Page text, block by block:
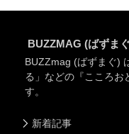
BUZZMAG (ばずま
BUZZmag (ばずまぐ)
る」などの『こころお
す。
新着記事